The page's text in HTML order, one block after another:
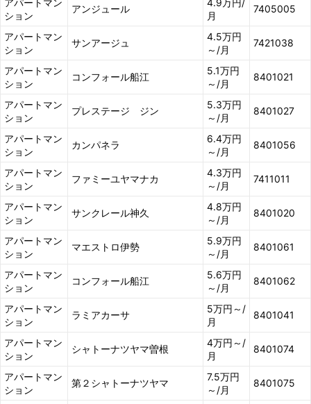
アパートマン
ション
アンジュール
4.9万円/
月
7405005
アパートマン
ション
サンアージュ
4.5万円
～/月
7421038
アパートマン
ション
コンフォール船江
5.1万円
～/月
8401021
アパートマン
ション
プレステージ ジン
5.3万円
～/月
8401027
アパートマン
ション
カンパネラ
6.4万円
～/月
8401056
アパートマン
ション
ファミーユヤマナカ
4.3万円
～/月
7411011
アパートマン
ション
サンクレール神久
4.8万円
～/月
8401020
アパートマン
ション
マエストロ伊勢
5.9万円
～/月
8401061
アパートマン
ション
コンフォール船江
5.6万円
～/月
8401062
アパートマン
ション
ラミアカーサ
5万円～/
月
8401041
アパートマン
ション
シャトーナツヤマ曽根
4万円～/
月
8401074
アパートマン
ション
第２シャトーナツヤマ
7.5万円
～/月
8401075